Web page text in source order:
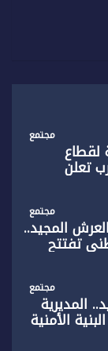
مجتمع
لقطاع
تعلن
مجتمع
27 لعيد العرش المجيد..
تفتتح
السياحية
مجتمع
المديرية
الأمنية